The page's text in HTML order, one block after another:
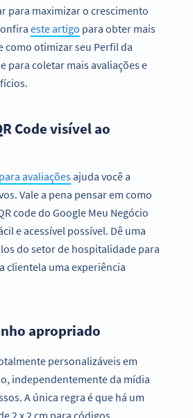
para maximizar o crescimento
este artigo para obter mais
como otimizar seu Perfil da
para coletar mais avaliações e
Code visível ao
avaliaçõesajuda você a
Vale a pena pensar em como
code do Google Meu Negócio
e acessível possível. Dê uma
do setor de hospitalidade para
clientela uma experiência
apropriado
personalizáveis em
independentemente da mídia
A única regra é que há um
2 x 2 cm para códigos
do Google?
personalizados!
CADASTRE-SE JÁ